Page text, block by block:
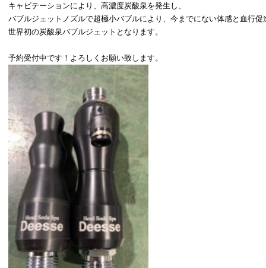
電話でのお問い合わせはこちら
[営業時間] 平日10：00～19：00
キャビテーションにより、高濃度炭酸泉を発生し、
バブルジェットノズルで超極小バブルにより、今までにない体感と血行促
世界初の炭酸泉バブルジェットとなります。